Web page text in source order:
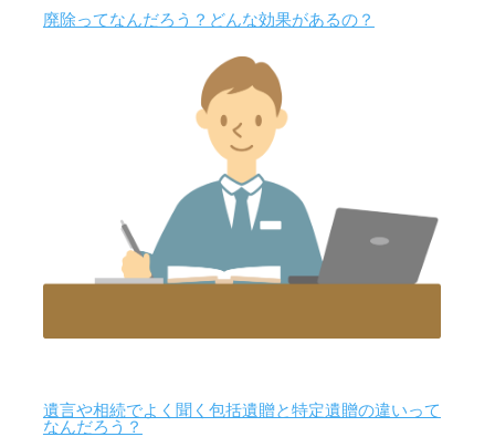
廃除ってなんだろう？どんな効果があるの？
遺言や相続でよく聞く包括遺贈と特定遺贈の違いって
なんだろう？